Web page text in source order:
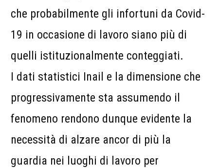
che probabilmente gli infortuni da Covid-
19 in occasione di lavoro siano più di
quelli istituzionalmente conteggiati.
I dati statistici Inail e la dimensione che
progressivamente sta assumendo il
fenomeno rendono dunque evidente la
necessità di alzare ancor di più la
guardia nei luoghi di lavoro per